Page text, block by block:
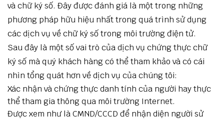
và chữ ký số. Đây được đánh giá là một trong những
phương pháp hữu hiệu nhất trong quá trình sử dụng
các dịch vụ về chữ ký số trong môi trường điện tử.
Sau đây là một số vai trò của dịch vụ chứng thực chữ
ký số mà quý khách hàng có thể tham khảo và có cái
nhìn tổng quát hơn về dịch vụ của chúng tôi:
Xác nhận và chứng thực danh tính của người hay thực
thể tham gia thông qua môi trường Internet.
Được xem như là CMND/CCCD để nhận diện người sử